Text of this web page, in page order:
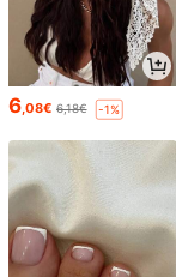
6,08€ 6,18€ -1%